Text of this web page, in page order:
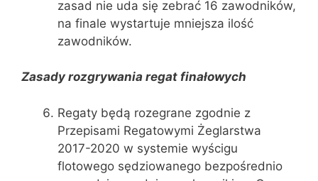
zasad nie uda się zebrać 16 zawodników,
na finale wystartuje mniejsza ilość
zawodników.
Zasady rozgrywania regat finałowych
Regaty będą rozegrane zgodnie z
Przepisami Regatowymi Żeglarstwa
2017-2020 w systemie wyścigu
flotowego sędziowanego bezpośrednio